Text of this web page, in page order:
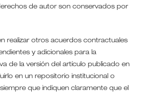
de autor son conservados por
realizar otros acuerdos contractuales
y adicionales para la
de la versión del artículo publicado en
en un repositorio institucional o
que indiquen claramente que el